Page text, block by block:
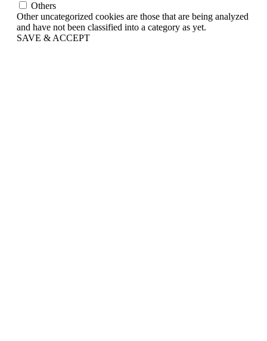
Others
Other uncategorized cookies are those that are being analyzed
and have not been classified into a category as yet.
SAVE & ACCEPT